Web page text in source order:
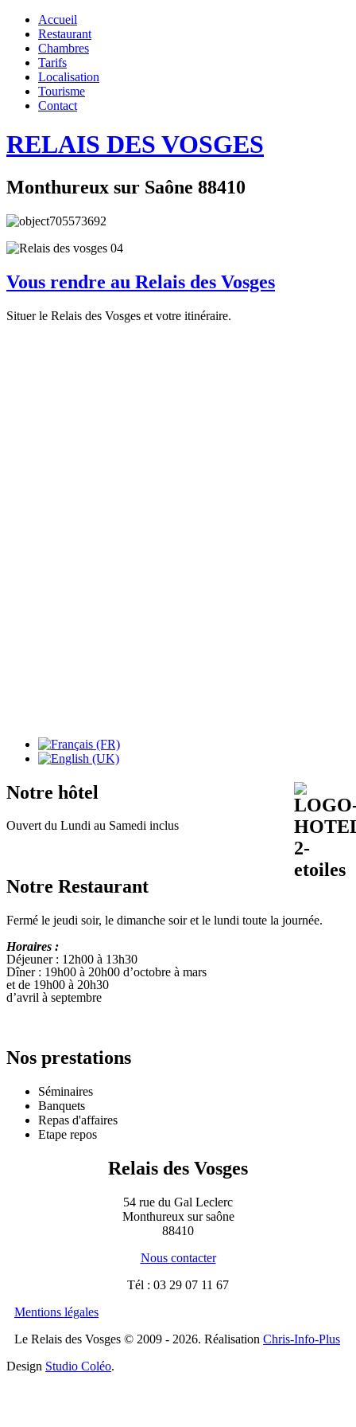
Accueil
Restaurant
Chambres
Tarifs
Localisation
Tourisme
Contact
RELAIS DES VOSGES
Monthureux sur Saône 88410
Vous rendre au Relais des Vosges
Situer le Relais des Vosges et votre itinéraire.
Notre hôtel
Ouvert du Lundi au Samedi inclus
Notre Restaurant
Fermé le jeudi soir, le dimanche soir et le lundi toute la journée.
Horaires :
Déjeuner : 12h00 à 13h30
Dîner : 19h00 à 20h00 d’octobre à mars
et de 19h00 à 20h30
d’avril à septembre
Nos prestations
Séminaires
Banquets
Repas d'affaires
Etape repos
Relais des Vosges
54 rue du Gal Leclerc
Monthureux sur saône
88410
Nous contacter
Tél : 03 29 07 11 67
Mentions légales
Le Relais des Vosges © 2009 - 2026. Réalisation Chris-Info-Plus
Design Studio Coléo.